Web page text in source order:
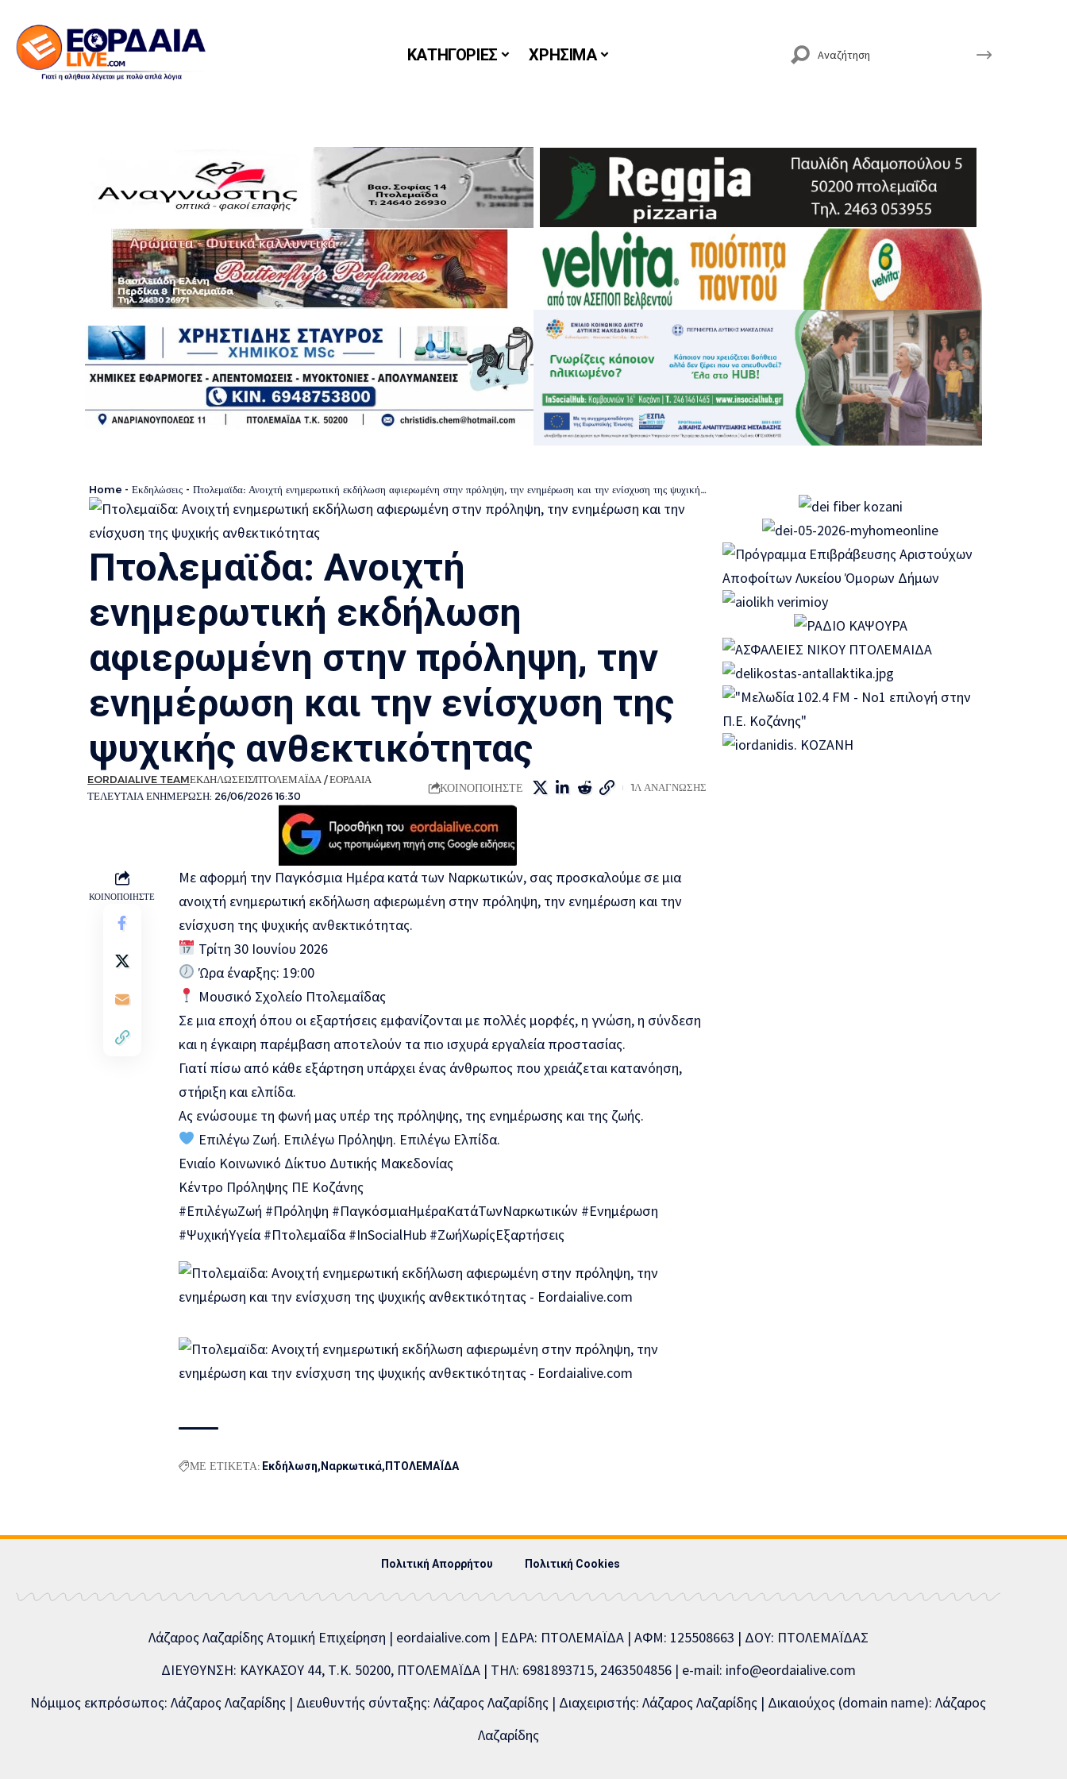
ΚΑΤΗΓΟΡΙΕΣ ΧΡΗΣΙΜΑ
Home - Εκδηλώσεις - Πτολεμαϊδα: Ανοιχτή ενημερωτική εκδήλωση αφιερωμένη στην πρόληψη, την ενημέρωση και την ενίσχυση της ψυχικής ανθεκτικότητας
Πτολεμαϊδα: Ανοιχτή
ενημερωτική εκδήλωση
αφιερωμένη στην πρόληψη, την
ενημέρωση και την ενίσχυση της
ψυχικής ανθεκτικότητας
ΤΕΛΕΥΤΑΙΑ ΕΝΗΜΕΡΩΣΗ: 26/06/2026 16:30
EORDAIALIVE TEAMΕΚΔΗΛΩΣΕΙΣΠΤΟΛΕΜΑΪΔΑ / ΕΟΡΔΑΙΑ
ΚΟΙΝΟΠΟΙΗΣΤΕ 1Λ ΑΝΑΓΝΩΣΗΣ
ΚΟΙΝΟΠΟΙΗΣΤΕ
Με αφορμή την Παγκόσμια Ημέρα κατά των Ναρκωτικών, σας προσκαλούμε σε μια
ανοιχτή ενημερωτική εκδήλωση αφιερωμένη στην πρόληψη, την ενημέρωση και την
ενίσχυση της ψυχικής ανθεκτικότητας.
Τρίτη 30 Ιουνίου 2026
Ώρα έναρξης: 19:00
Μουσικό Σχολείο Πτολεμαΐδας
Σε μια εποχή όπου οι εξαρτήσεις εμφανίζονται με πολλές μορφές, η γνώση, η σύνδεση
και η έγκαιρη παρέμβαση αποτελούν τα πιο ισχυρά εργαλεία προστασίας.
Γιατί πίσω από κάθε εξάρτηση υπάρχει ένας άνθρωπος που χρειάζεται κατανόηση,
στήριξη και ελπίδα.
Ας ενώσουμε τη φωνή μας υπέρ της πρόληψης, της ενημέρωσης και της ζωής.
Επιλέγω Ζωή. Επιλέγω Πρόληψη. Επιλέγω Ελπίδα.
Ενιαίο Κοινωνικό Δίκτυο Δυτικής Μακεδονίας
Κέντρο Πρόληψης ΠΕ Κοζάνης
#ΕπιλέγωΖωή #Πρόληψη #ΠαγκόσμιαΗμέραΚατάΤωνΝαρκωτικών #Ενημέρωση
#ΨυχικήΥγεία #Πτολεμαΐδα #InSocialHub #ΖωήΧωρίςΕξαρτήσεις
ΜΕ ΕΤΙΚΕΤΑ: Εκδήλωση Ναρκωτικά ΠΤΟΛΕΜΑΪΔΑ
Πολιτική Απορρήτου Πολιτική Cookies
Λάζαρος Λαζαρίδης Ατομική Επιχείρηση | eordaialive.com | ΕΔΡΑ: ΠΤΟΛΕΜΑΪΔΑ | ΑΦΜ: 125508663 | ΔΟΥ: ΠΤΟΛΕΜΑΪΔΑΣ
ΔΙΕΥΘΥΝΣΗ: ΚΑΥΚΑΣΟΥ 44, Τ.Κ. 50200, ΠΤΟΛΕΜΑΪΔΑ | ΤΗΛ: 6981893715, 2463504856 | e-mail: info@eordaialive.com
Νόμιμος εκπρόσωπος: Λάζαρος Λαζαρίδης | Διευθυντής σύνταξης: Λάζαρος Λαζαρίδης | Διαχειριστής: Λάζαρος Λαζαρίδης | Δικαιούχος (domain name): Λάζαρος
Λαζαρίδης